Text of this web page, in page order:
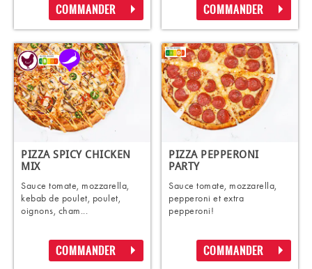
COMMANDER COMMANDER
PIZZA SPICY CHICKEN
MIX
Sauce tomate, mozzarella,
kebab de poulet, poulet,
oignons, cham...
COMMANDER
PIZZA PEPPERONI
PARTY
Sauce tomate, mozzarella,
pepperoni et extra
pepperoni!
COMMANDER